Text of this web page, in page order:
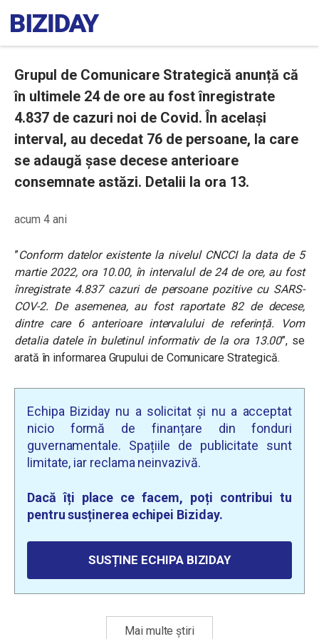
Grupul de Comunicare Strategică anunță că
în ultimele 24 de ore au fost înregistrate
4.837 de cazuri noi de Covid. În același
interval, au decedat 76 de persoane, la care
se adaugă șase decese anterioare
consemnate astăzi. Detalii la ora 13.
acum 4 ani
”Conform datelor existente la nivelul CNCCI la data de 5
martie 2022, ora 10.00, în intervalul de 24 de ore, au fost
înregistrate 4.837 cazuri de persoane pozitive cu SARS-
COV-2. De asemenea, au fost raportate 82 de decese,
dintre care 6 anterioare intervalului de referință. Vom
detalia datele în buletinul informativ de la ora 13.00”, se
arată în informarea Grupului de Comunicare Strategică.
Echipa Biziday nu a solicitat și nu a acceptat
nicio formă de finanțare din fonduri
guvernamentale. Spațiile de publicitate sunt
limitate, iar reclama neinvazivă.
Dacă îți place ce facem, poți contribui tu
pentru susținerea echipei Biziday.
SUSȚINE ECHIPA BIZIDAY
Mai multe știri